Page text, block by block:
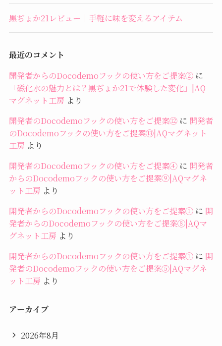
黒ぢょか21レビュー｜手軽に味を変えるアイテム
最近のコメント
開発者からのDocodemoフックの使い方をご提案②に
「磁化水の魅力とは？黒ぢょか21で体験した変化」|AQ
マグネット工房 より
開発者のDocodemoフックの使い方をご提案⑫に 開発者
のDocodemoフックの使い方をご提案⑬|AQマグネット
工房 より
開発者のDocodemoフックの使い方をご提案④に 開発者
からのDocodemoフックの使い方をご提案⑨|AQマグネ
ット工房 より
開発者からのDocodemoフックの使い方をご提案①に 開
発者からのDocodemoフックの使い方をご提案⑧|AQマ
グネット工房 より
開発者からのDocodemoフックの使い方をご提案①に 開
発者のDocodemoフックの使い方をご提案⑤|AQマグネ
ット工房 より
アーカイブ
2026年8月